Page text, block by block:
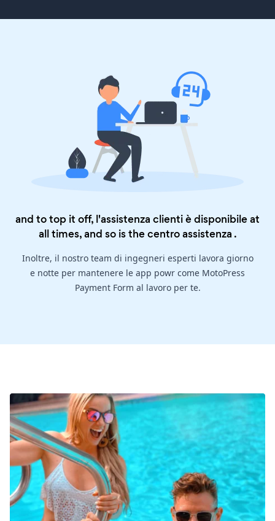
and to top it off, l'assistenza clienti è disponibile at
all times, and so is thecentro assistenza .
Inoltre, il nostro team di ingegneri esperti lavora giorno
e notte per mantenere le app powr come MotoPress
Payment Form al lavoro per te.